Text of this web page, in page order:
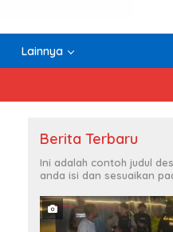
Lainnya
Berita Terbaru
Ini adalah contoh judul
anda isi dan sesuaikan